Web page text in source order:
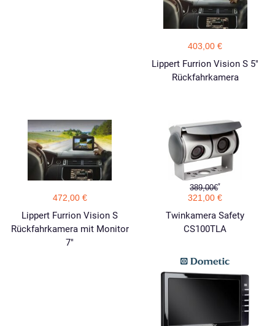
403,00 €
Lippert Furrion Vision S 5"
Rückfahrkamera
472,00 €
Lippert Furrion Vision S
Rückfahrkamera mit Monitor
7"
389,00€*
321,00 €
Twinkamera Safety
CS100TLA